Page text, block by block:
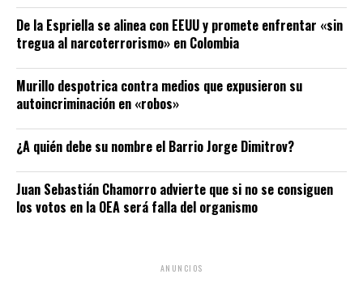
De la Espriella se alinea con EEUU y promete enfrentar «sin
tregua al narcoterrorismo» en Colombia
Murillo despotrica contra medios que expusieron su
autoincriminación en «robos»
¿A quién debe su nombre el Barrio Jorge Dimitrov?
Juan Sebastián Chamorro advierte que si no se consiguen
los votos en la OEA será falla del organismo
ANUNCIOS